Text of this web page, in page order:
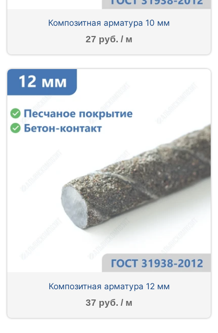
Композитная арматура 10 мм
27 руб. / м
Композитная арматура 12 мм
37 руб. / м